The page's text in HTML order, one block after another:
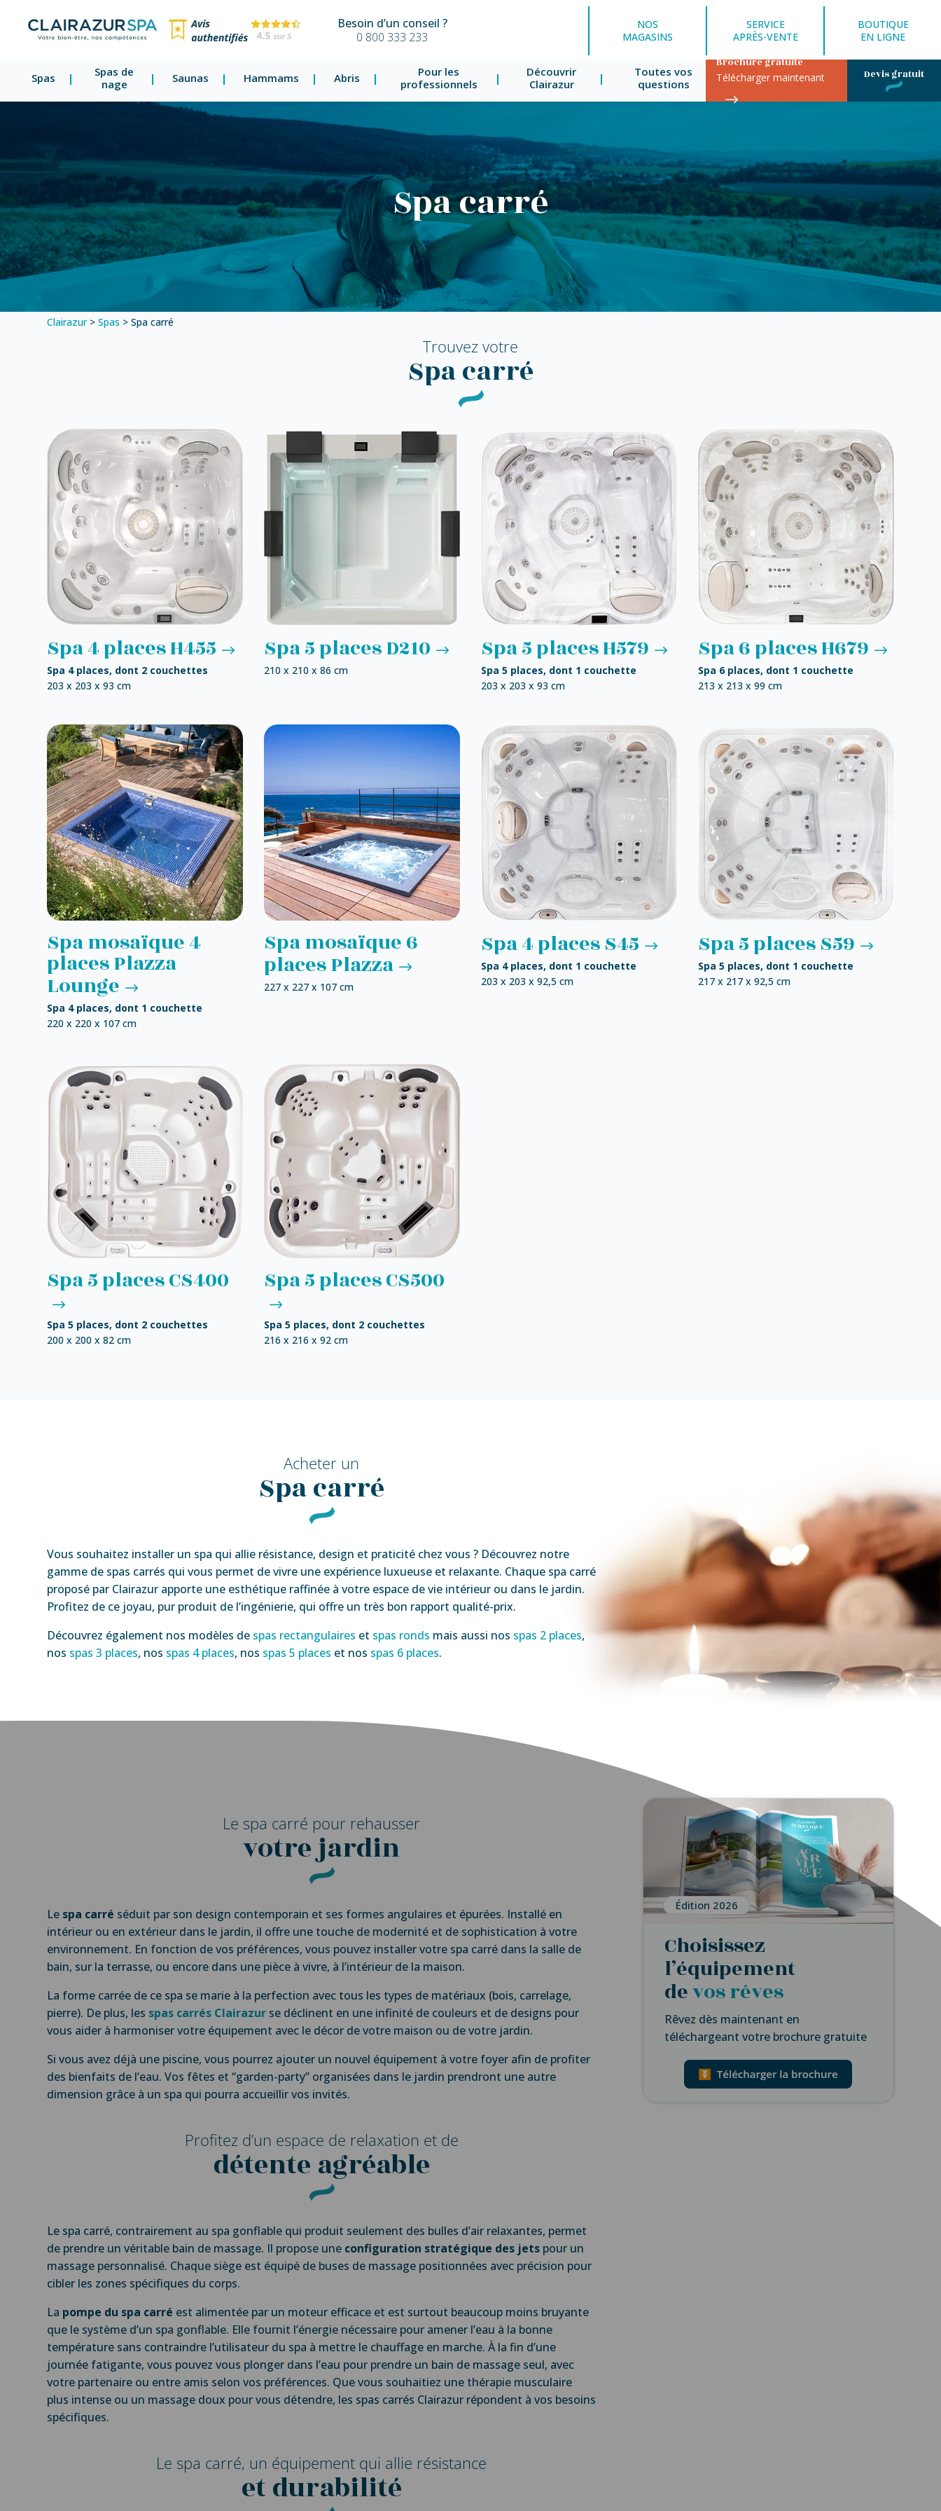
Besoin d’un conseil ?
0 800 333 233
NOS
MAGASINS
SERVICE
APRÈS-VENTE
BOUTIQUE
EN LIGNE
Spas
Spas de
nage
Saunas Hammams Abris
Pour les
professionnels
Découvrir
Clairazur
Toutes vos
questions
Brochure gratuite
Télécharger maintenant Devis gratuit
Spa carré
Clairazur>Spas >Spa carré
Trouvez votre
Spa carré
Spa 4 places H455
Spa 4 places, dont 2 couchettes
203 x 203 x 93 cm
Spa 5 places D210
210 x 210 x 86 cm
Spa 5 places H579
Spa 5 places, dont 1 couchette
203 x 203 x 93 cm
Spa 6 places H679
Spa 6 places, dont 1 couchette
213 x 213 x 99 cm
Spa mosaïque 4
places Plazza
Lounge
Spa 4 places, dont 1 couchette
220 x 220 x 107 cm
Spa mosaïque 6
places Plazza
227 x 227 x 107 cm
Spa 4 places S45
Spa 4 places, dont 1 couchette
203 x 203 x 92,5 cm
Spa 5 places S59
Spa 5 places, dont 1 couchette
217 x 217 x 92,5 cm
Spa 5 places CS400
Spa 5 places, dont 2 couchettes
200 x 200 x 82 cm
Spa 5 places CS500
Spa 5 places, dont 2 couchettes
216 x 216 x 92 cm
Acheter un
Spa carré
Vous souhaitez installer un spa qui allie résistance, design et praticité chez vous ? Découvrez notre
gamme de spas carrés qui vous permet de vivre une expérience luxueuse et relaxante. Chaque spa carré
proposé par Clairazur apporte une esthétique raffinée à votre espace de vie intérieur ou dans le jardin.
Profitez de ce joyau, pur produit de l’ingénierie, qui offre un très bon rapport qualité-prix.
Découvrez également nos modèles de spas rectangulaires et spas ronds mais aussi nos spas 2 places,
nos spas 3 places, nos spas 4 places, nos spas 5 places et nos spas 6 places.
Le spa carré pour rehausser
votre jardin
Le spa carré séduit par son design contemporain et ses formes angulaires et épurées. Installé en
intérieur ou en extérieur dans le jardin, il offre une touche de modernité et de sophistication à votre
environnement. En fonction de vos préférences, vous pouvez installer votre spa carré dans la salle de
bain, sur la terrasse, ou encore dans une pièce à vivre, à l’intérieur de la maison.
La forme carrée de ce spa se marie à la perfection avec tous les types de matériaux (bois, carrelage,
pierre). De plus, les spas carrés Clairazur se déclinent en une infinité de couleurs et de designs pour
vous aider à harmoniser votre équipement avec le décor de votre maison ou de votre jardin.
Si vous avez déjà une piscine, vous pourrez ajouter un nouvel équipement à votre foyer afin de profiter
des bienfaits de l’eau. Vos fêtes et “garden-party” organisées dans le jardin prendront une autre
dimension grâce à un spa qui pourra accueillir vos invités.
Profitez d’un espace de relaxation et de
détente agréable
Le spa carré, contrairement au spa gonflable qui produit seulement des bulles d’air relaxantes, permet
de prendre un véritable bain de massage. Il propose une configuration stratégique des jets pour un
massage personnalisé. Chaque siège est équipé de buses de massage positionnées avec précision pour
cibler les zones spécifiques du corps.
La pompe du spa carré est alimentée par un moteur efficace et est surtout beaucoup moins bruyante
que le système d’un spa gonflable. Elle fournit l’énergie nécessaire pour amener l’eau à la bonne
température sans contraindre l’utilisateur du spa à mettre le chauffage en marche. À la fin d’une
journée fatigante, vous pouvez vous plonger dans l’eau pour prendre un bain de massage seul, avec
votre partenaire ou entre amis selon vos préférences. Que vous souhaitiez une thérapie musculaire
plus intense ou un massage doux pour vous détendre, les spas carrés Clairazur répondent à vos besoins
spécifiques.
Le spa carré, un équipement qui allie résistance
et durabilité
Édition 2026
Choisissez
l’équipement
devos rêves
Rêvez dès maintenant en
téléchargeant votre brochure gratuite